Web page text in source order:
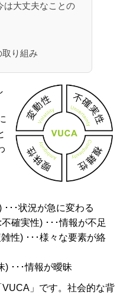
は大丈夫なことの
り組み
･･状況が急に変わる
確実性) ･･･情報が不足
性) ･･･様々な要素が絡
) ･･･情報が曖昧
」です。社会的な背